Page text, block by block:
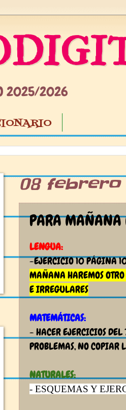
2025/2026
08 febrero
PARA MAÑANA
LENGUA:
-EJERCICIO 10 PÁGINA
MAÑANA HAREMOS OTRO
E IRREGULARES
MATEMÁTICAS:
- HACER EJERCICIOS
PROBLEMAS, NO COPIAR
NATURALES:
- ESQUEMAS Y